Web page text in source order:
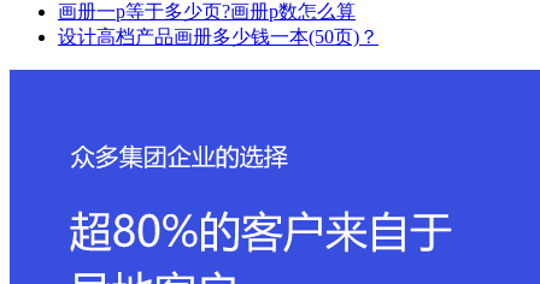
画册一p等于多少页?画册p数怎么算
设计高档产品画册多少钱一本(50页)？